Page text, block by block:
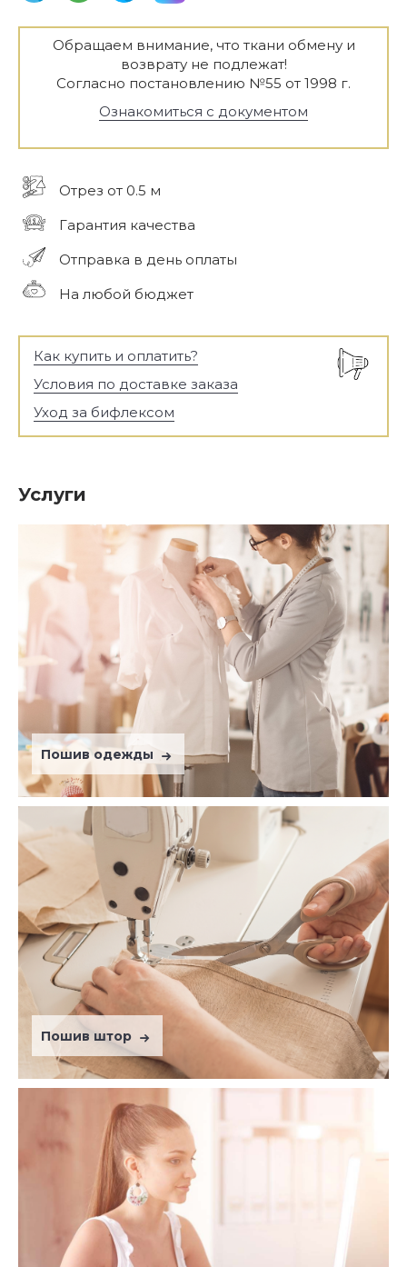
Обращаем внимание, что ткани обмену и
возврату не подлежат!
Согласно постановлению №55 от 1998 г.
Ознакомиться с документом
Отрез от 0.5 м
Гарантия качества
Отправка в день оплаты
На любой бюджет
Как купить и оплатить?
Условия по доставке заказа
Уход за бифлексом
Услуги
Пошив одежды
Пошив штор